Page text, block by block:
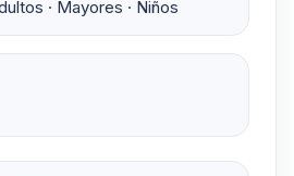
· Mayores · Niños